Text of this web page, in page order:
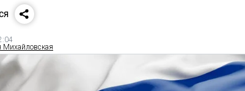
Михайловская